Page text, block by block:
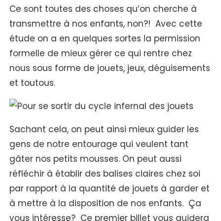
Ce sont toutes des choses qu’on cherche à
transmettre à nos enfants, non?! Avec cette
étude on a en quelques sortes la permission
formelle de mieux gérer ce qui rentre chez
nous sous forme de jouets, jeux, déguisements
et toutous.
Sachant cela, on peut ainsi mieux guider les
gens de notre entourage qui veulent tant
gâter nos petits mousses. On peut aussi
réfléchir à établir des balises claires chez soi
par rapport à la quantité de jouets à garder et
à mettre à la disposition de nos enfants. Ça
vous intéresse? Ce premier billet vous guidera